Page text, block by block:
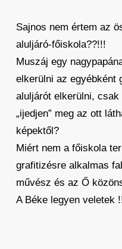
Sajnos nem értem az
aluljáró-főiskola??!!!
Muszáj egy
elkerülni az egyébként
aluljárót elkerülni,
„ijedjen” meg az ott
képektől?
Miért nem a főiskola
grafitizésre alkalmas
művész és az Ő
A Béke legyen veletek